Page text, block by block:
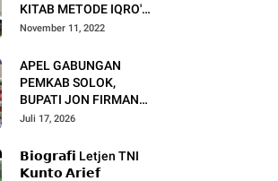
KITAB METODE IQRO'?
INI BIOGRAFI KH. AS'AD
November 11, 2022
APEL GABUNGAN
PEMKAB SOLOK,
BUPATI JON FIRMAN
PANDU TEKANKAN ASN
DAN PELAYANAN
MASYARAKAT.
Juli 17, 2026
𝗕𝗶𝗼𝗴𝗿𝗮𝗳𝗶 Letjen TNI
𝗞𝘂𝗻𝘁𝗼 𝗔𝗿𝗶𝗲𝗳